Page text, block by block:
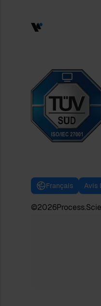
Français Avis
©2026